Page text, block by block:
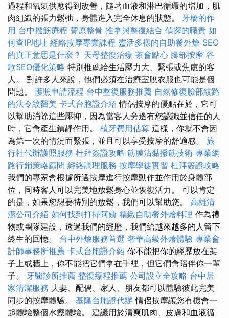
過程和氧氣供應得到改善，隨著血液和淋巴循環的增加，肌
肉組織的張力鬆弛，身體進入完全休息的狀態。 牙橋的作
用 台中撥筋療程 豐原整骨 推拿與整復結合 偵探的職責 如
何查IP地址 經絡按摩專業課程 靈活多樣的自助餐外燴 SEO
的真正意思是什麼？ 天母整復治療 茶會點心 腳部按摩 谷
歌SEO優化策略 特別推薦給生活壓力大、緊張或焦慮的客
人。 對許多人來說，他們必須在治療室脫衣服也可能是個
問題。 護照申請流程 台中整復服務推薦 自然修復臉部紋路
的法令紋醫美 卡式台胞證介紹 情侶按摩的優點在於，它可
以幫助消除這些壓抑，因為當客人旁邊有您認識並信任的人
時，它會產生鎮靜作用。 植牙費用估算 這樣，你就不會因
為第一次的情況而緊張，並且可以享受按摩的舒適感。 旅
行社代辦護照服務 杜拜簽證攻略 筋膜沾黏撥筋技術 專業網
路行銷策略顧問 經絡調理服務 按摩學徒實習 杜拜簽證攻略
我們的專家會根據所選按摩進行按摩動作並作用於身體部
位，同時客人可以完美地放鬆身心並恢復活力。 可以肯定
的是，如果您想要特別的放鬆，我們可以幫助您。 高雄清
潔公司介紹 如何找到打掃阿姨 精緻自助餐外燴料理 作為禮
物或團隊建設，透過我們的經歷，我們給越來越多的人留下
終生的回憶。 台中外燴服務首選 奢華高級外燴體驗 專業會
計師事務所推薦 卡式台胞證介紹 你不能把你的經歷放在架
子上或牆上，你不能把它們拿在手裡，但它們會陪伴你一輩
子。 牙醫診所推薦 整復療程推薦 公司設立全攻略 台中居
家清潔服務 夫妻、配偶、家人、朋友都可以體驗彼此完美
同步的按摩體驗。 基隆台胞證代辦 情侶按摩讓您有機會一
起體驗整個水療體驗。 建議用於清爽肌肉、皮膚和血液循